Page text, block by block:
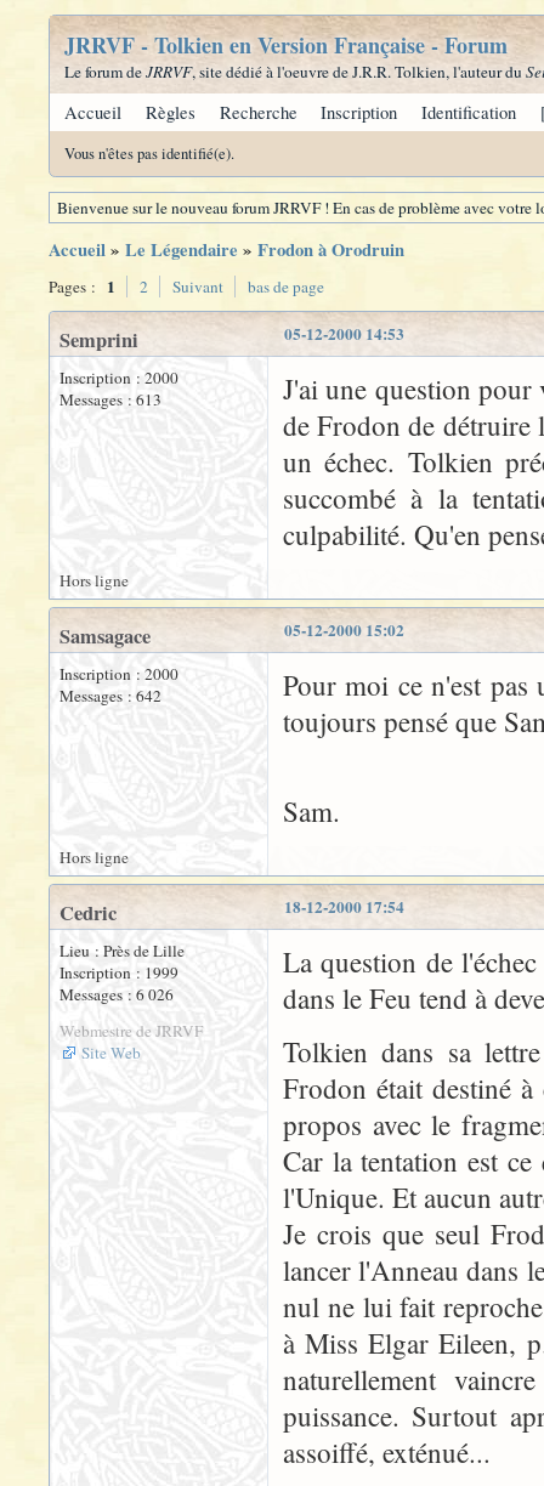
JRRVF - Tolkien en Version Française - Forum
Le forum deJRRVF, site dédié à l'oeuvre de J.R.R. Tolkien, l'auteur du
Accueil Règles Recherche Inscription Identification
Vous n'êtes pas identifié(e).
Bienvenue sur le nouveau forum JRRVF ! En cas de problème avec
Accueil» Le Légendaire » Frodon à Orodruin
Pages : 1 2 Suivant bas de page
05-12-2000 14:53
Semprini
Inscription : 2000
Messages : 613
J'ai une question pour
de Frodon de détruire
un échec. Tolkien
succombé à la
culpabilité. Qu'en
Hors ligne
05-12-2000 15:02
Samsagace
Inscription : 2000
Messages : 642
Pour moi ce n'est pas
toujours pensé que
Sam.
Hors ligne
18-12-2000 17:54
Cedric
Lieu : Près de Lille
Inscription : 1999
Messages : 6 026
Webmestre de JRRVF
Site Web
La question de
dans le Feu tend à
Tolkien dans sa
Frodon était destiné
propos avec le
Car la tentation est
l'Unique. Et aucun
Je crois que seul
lancer l'Anneau dans
nul ne lui fait
à Miss Elgar Eileen,
naturellement
puissance. Surtout
assoiffé, exténué...